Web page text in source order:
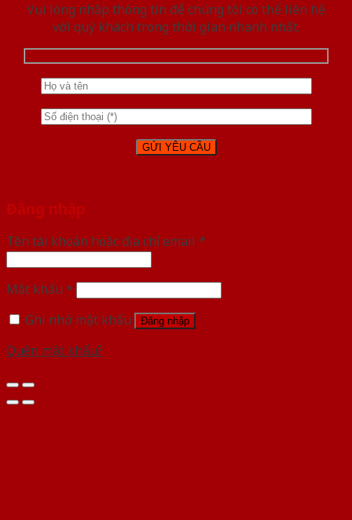
Vui lòng nhập thông tin để chúng tôi có thể liên hệ
với quý khách trong thời gian nhanh nhất.
Đăng nhập
Tên tài khoản hoặc địa chỉ email *
Mật khẩu *
Ghi nhớ mật khẩu
Đăng nhập
Quên mật khẩu?